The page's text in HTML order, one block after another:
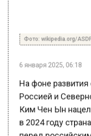
Россией и
Ким Чен Ын
в 2024 году
перед